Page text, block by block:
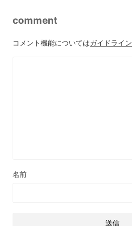
comment
コメント機能についてはガイドライン
名前